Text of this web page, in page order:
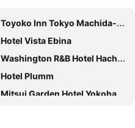
Toyoko Inn Tokyo Machida-eki Odakyu-sen Higashi-guchi
Hotel Vista Ebina
Washington R&B Hotel Hachioji
Hotel Plumm
Mitsui Garden Hotel Yokohama Minatomirai Premier